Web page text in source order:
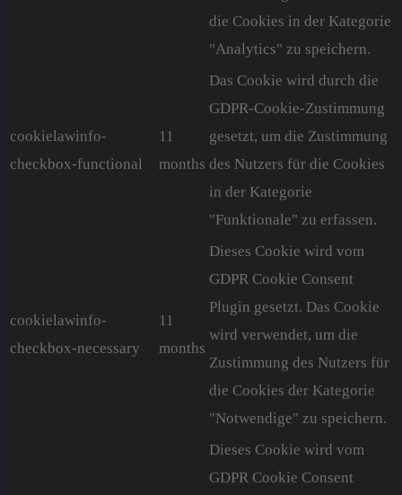
die Cookies in der Kategorie
"Analytics" zu speichern.
cookielawinfo-
checkbox-functional
11
months
Das Cookie wird durch die
GDPR-Cookie-Zustimmung
gesetzt, um die Zustimmung
des Nutzers für die Cookies
in der Kategorie
"Funktionale" zu erfassen.
cookielawinfo-
checkbox-necessary
11
months
Dieses Cookie wird vom
GDPR Cookie Consent
Plugin gesetzt. Das Cookie
wird verwendet, um die
Zustimmung des Nutzers für
die Cookies der Kategorie
"Notwendige" zu speichern.
Dieses Cookie wird vom
GDPR Cookie Consent